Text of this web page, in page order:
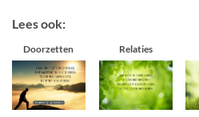
Lees ook:
Doorzetten Relaties